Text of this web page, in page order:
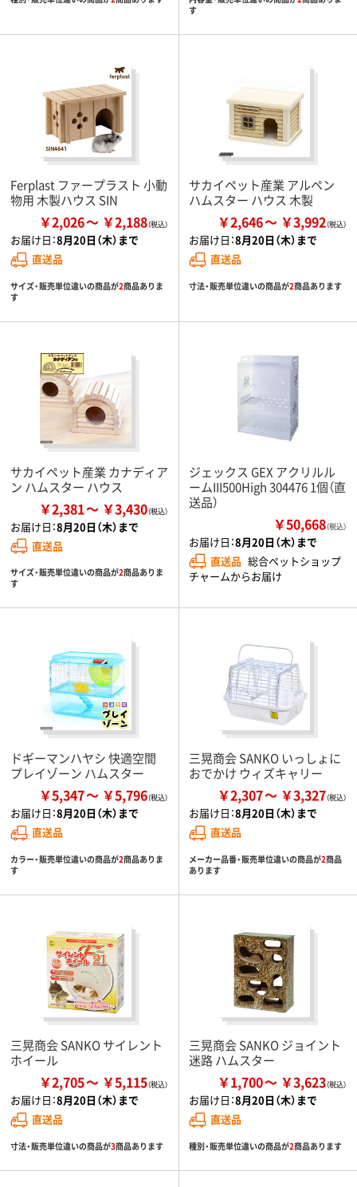
す
Ferplast ファープラスト 小動
物用 木製ハウス SIN
￥2,026 ￥2,188
お届け日：8月20日（木）まで
直送品
サイズ・販売単位違いの商品が2商品ありま
す
サカイペット産業 アルペン
ハムスター ハウス 木製
￥2,646 ￥3,992
お届け日：8月20日（木）まで
直送品
寸法・販売単位違いの商品が2商品あります
サカイペット産業 カナディア
ン ハムスター ハウス
￥2,381 ￥3,430
お届け日：8月20日（木）まで
直送品
サイズ・販売単位違いの商品が2商品ありま
す
ジェックス GEX アクリルル
ームIII500High 304476 1個（直
送品）
￥50,668（税込）
お届け日：8月20日（木）まで
直送品 総合ペットショップ
チャームからお届け
ドギーマンハヤシ 快適空間
プレイゾーン ハムスター
￥5,347 ￥5,796
お届け日：8月20日（木）まで
直送品
カラー・販売単位違いの商品が2商品ありま
す
三晃商会 SANKO いっしょに
おでかけ ウィズキャリー
￥2,307 ￥3,327
お届け日：8月20日（木）まで
直送品
メーカー品番・販売単位違いの商品が2商品
あります
三晃商会 SANKO サイレント
ホイール
￥2,705 ￥5,115
お届け日：8月20日（木）まで
直送品
寸法・販売単位違いの商品が3商品あります
三晃商会 SANKO ジョイント
迷路 ハムスター
￥1,700 ￥3,623
お届け日：8月20日（木）まで
直送品
種別・販売単位違いの商品が2商品あります